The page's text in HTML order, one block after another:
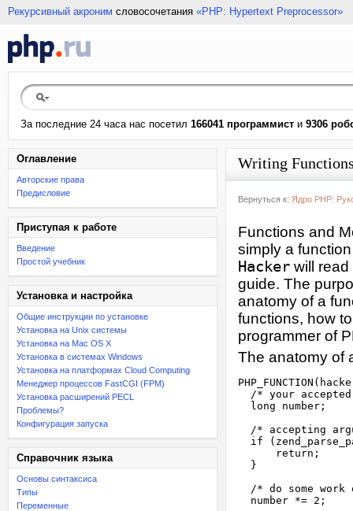
Рекурсивный акроним словосочетания «PHP: Hypertext Preprocessor»
За последние 24 часа нас посетил 166041 программист и 9306
Оглавление
Авторские права
Предисловие
Приступая к работе
Введение
Простой учебник
Установка и настройка
Общие инструкции по установке
Установка на Unix системы
Установка на Mac OS X
Установка в системах Windows
Установка на платформах Cloud Computing
Менеджер процессов FastCGI (FPM)
Установка расширений PECL
Проблемы?
Конфигурация запуска
Справочник языка
Основы синтаксиса
Типы
Переменные
Writing
Вернуться к: Ядро PHP:
Functions and
simply a
Hacker will
guide. The
anatomy of a
functions, how
programmer of
The anatomy of
/* your
  long number;
/* accepting
if
      return;
  }
/* do some work
  number *= 2;